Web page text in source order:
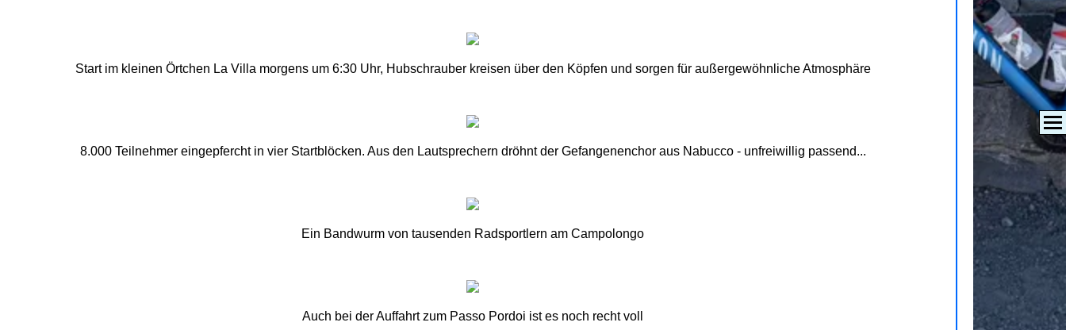
Start im kleinen Örtchen La Villa morgens um 6:30 Uhr, Hubschrauber kreisen über den Köpfen und sorgen für außergewöhnliche Atmosphäre
8.000 Teilnehmer eingepfercht in vier Startblöcken. Aus den Lautsprechern dröhnt der Gefangenenchor aus Nabucco - unfreiwillig passend...
Ein Bandwurm von tausenden Radsportlern am Campolongo
Auch bei der Auffahrt zum Passo Pordoi ist es noch recht voll